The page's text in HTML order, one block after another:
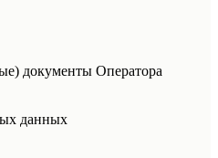
документы Оператора
данных